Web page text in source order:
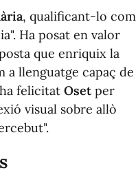
, qualificant-lo com
Ha posat en valor
que enriquix la
llenguatge capaç de
felicitat Osetper
visual sobre allò